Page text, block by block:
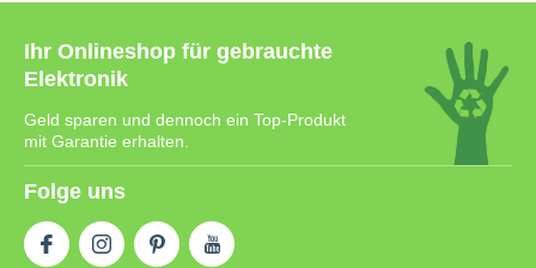
Ihr Onlineshop für gebrauchte
Elektronik
Geld sparen und dennoch ein Top-Produkt
mit Garantie erhalten.
Folge uns